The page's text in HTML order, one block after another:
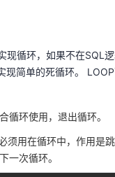
现循环，如果不在SQL
现简单的死循环。
循环使用，退出循环。
须用在循环中，作用是
一次循环。